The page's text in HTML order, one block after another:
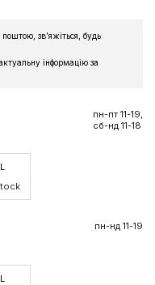
звʼяжіться, будь
інформацію за
пн-пт 11-19,
сб-нд 11-18
L
пн-нд 11-19
L